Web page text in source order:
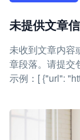
未提供文章
未收到文章内容
章段落。请提交
示例：[ {"url":